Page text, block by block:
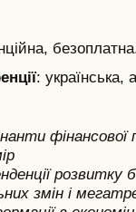
: українська,
розвитку
змін і